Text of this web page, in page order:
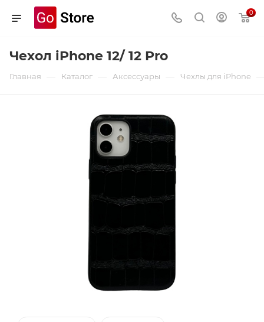
0
Чехол iPhone 12/ 12 Pro
Главная — Каталог — Аксессуары — Чехлы для iPhone